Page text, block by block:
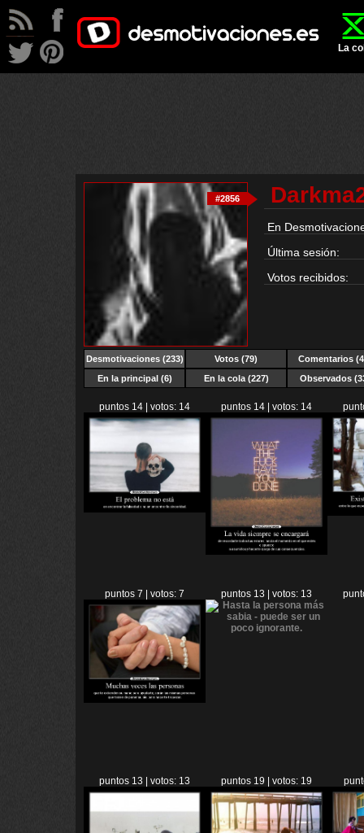
La
#2856
En
Última sesión:
Votos recibidos:
Desmotivaciones(233) Votos (79)
Comentarios
En la principal (6)
En la cola (227) Observados
puntos 14 | votos: 14 puntos 14 | votos: 14
puntos 7 | votos: 7 puntos 13 | votos: 13
puntos 13 | votos: 13 puntos 19 | votos: 19